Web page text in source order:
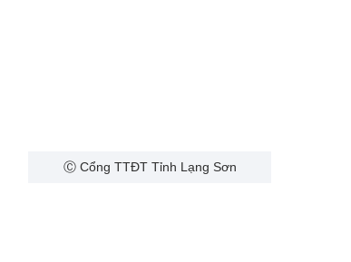
Ⓒ Cổng TTĐT Tỉnh Lạng Sơn